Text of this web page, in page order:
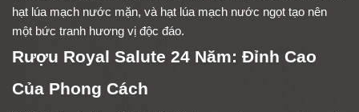
hạt lúa mạch nước mặn, và hạt lúa mạch nước ngọt tạo nên
một bức tranh hương vị độc đáo.
Rượu Royal Salute 24 Năm: Đỉnh Cao
Của Phong Cách